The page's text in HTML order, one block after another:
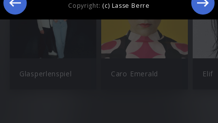
Glasperlenspiel Caro Emerald Elif
Copyright: (c) Lasse Berre